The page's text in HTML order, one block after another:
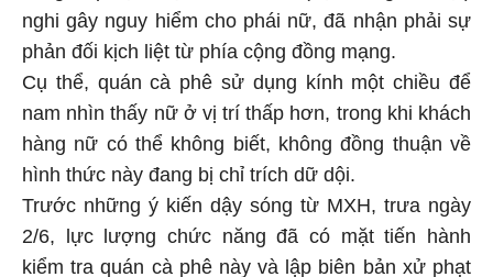
nghi gây nguy hiểm cho phái nữ, đã nhận phải sự
phản đối kịch liệt từ phía cộng đồng mạng.
Cụ thể, quán cà phê sử dụng kính một chiều để
nam nhìn thấy nữ ở vị trí thấp hơn, trong khi khách
hàng nữ có thể không biết, không đồng thuận về
hình thức này đang bị chỉ trích dữ dội.
Trước những ý kiến dậy sóng từ MXH, trưa ngày
2/6, lực lượng chức năng đã có mặt tiến hành
kiểm tra quán cà phê này và lập biên bản xử phạt